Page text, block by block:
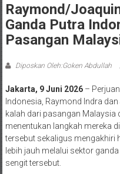
Raymond/
Ganda Putra
Pasangan
Diposkan Oleh:Goken Abdullah
Jakarta, 9 Juni 2026–
Indonesia, Raymond Indra
kalah dari pasangan Malaysia
menentukan langkah mereka
tersebut sekaligus mengakhiri
lebih jauh melalui sektor
sengit tersebut.